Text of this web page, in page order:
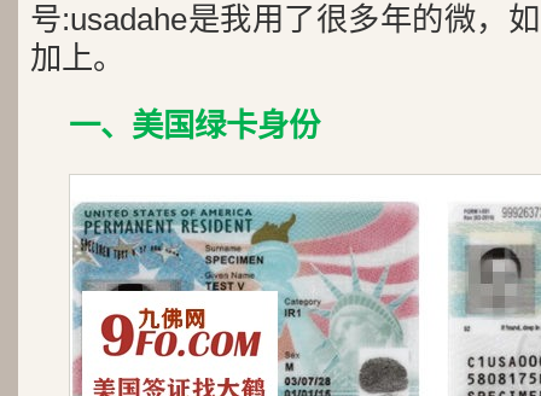
号:usadahe是我用了很多年的微，
加上。
一、美国绿卡身份